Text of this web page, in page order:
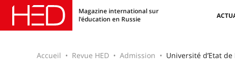
Magazine international sur
l'éducation en Russie
Accueil Revue HED Admission Université d’Etat